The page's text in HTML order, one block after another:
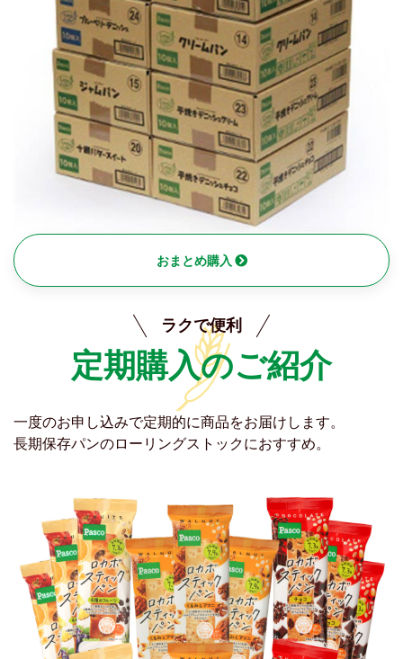
おまとめ購入
ラクで便利
定期購入のご紹介
一度のお申し込みで定期的に商品をお届けします。
長期保存パンのローリングストックにおすすめ。